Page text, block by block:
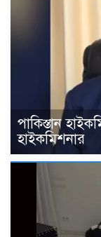
পাকিস্তান
হাইকমিশনার